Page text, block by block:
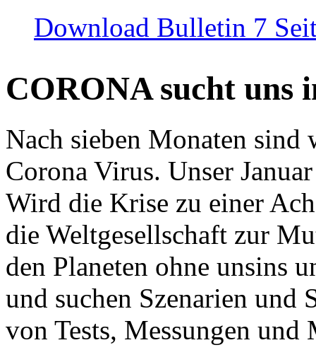
Download Bulletin 7
CORONA sucht uns
Nach sieben Monaten
Corona Virus. Unser
Wird die Krise zu einer
die Weltgesellschaft zur
den Planeten ohne unsins
und suchen Szenarien und
von Tests, Messungen und